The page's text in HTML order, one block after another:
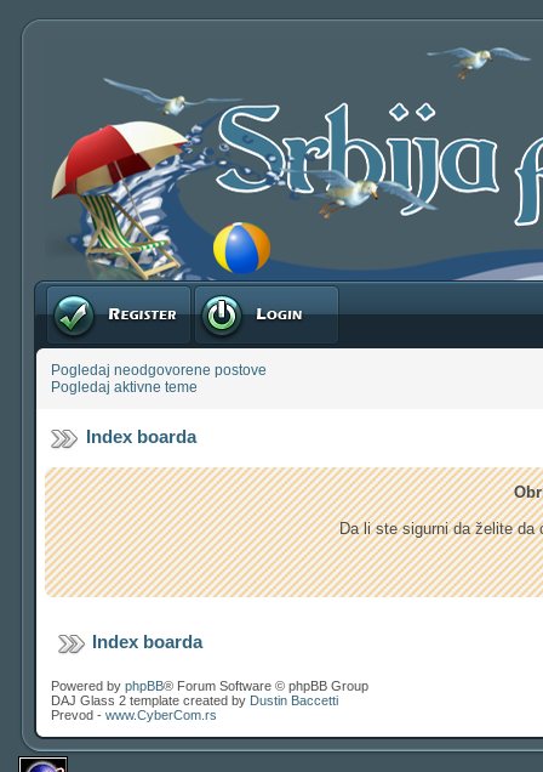
Registruj se Prijavite se
Pogledaj neodgovorene postove
Pogledaj aktivne teme
Index boarda
Da li ste sigurni da želite da
Index boarda
Powered by phpBB® Forum Software © phpBB Group
DAJ Glass 2 template created by Dustin Baccetti
Prevod - www.CyberCom.rs